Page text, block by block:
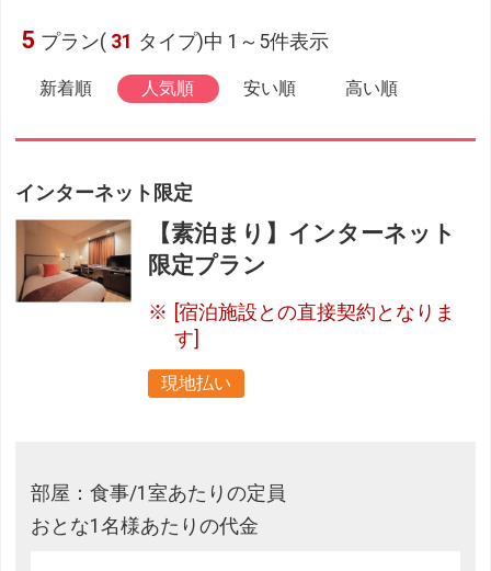
5 プラン( 31 タイプ)中 1～5件表示
新着順 人気順 安い順 高い順
インターネット限定
【素泊まり】インターネット
限定プラン
[宿泊施設との直接契約となりま
す]
現地払い
部屋：食事/1室あたりの定員
おとな1名様あたりの代金